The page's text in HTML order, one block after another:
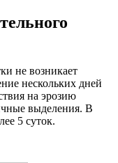
не возникает
нескольких дней
на эрозию
выделения. В
5 суток.